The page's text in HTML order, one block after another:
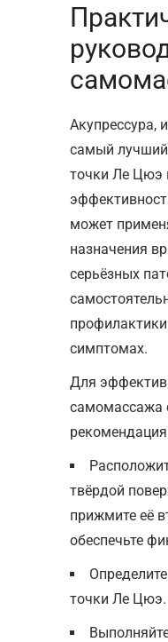
Акупрессура,
самый лучший
точки Ле Цюэ
может
назначения
серьёзных
симптомах.
Для
самомассажа
твёрдой
прижмите её
обеспечьте
точки Ле Цюэ.